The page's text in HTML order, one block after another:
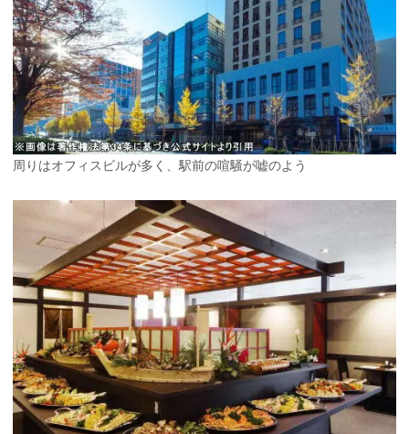
周りはオフィスビルが多く、駅前の喧騒が嘘のよう